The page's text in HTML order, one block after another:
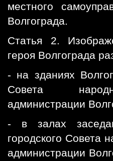
местного
Волгограда.
Статья 2.
героя Волгограда
- на зданиях
Совета
администрации
- в залах
городского Совета
администрации